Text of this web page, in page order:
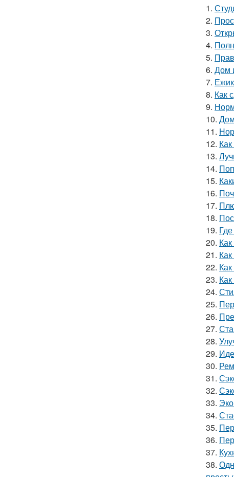
1.
2.
3.
4.
5.
6. Дом
7.
8. Как
9.
10.
11.
12.
13.
14.
15.
16.
17.
18.
19.
20.
21.
22.
23.
24.
25.
26.
27.
28.
29.
30.
31.
32.
33.
34.
35.
36.
37.
38.